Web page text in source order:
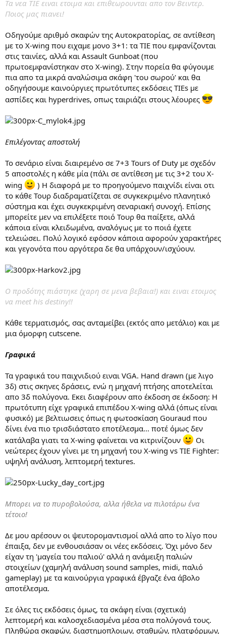
Τα νεα ΤΙΕ ειναι ετοιμα και επιθεωρουνται απο τον Βειντερ.
Ποιος μας πιανει!
Οδηγούμε αριθμό σκαφών της Αυτοκρατορίας, σε αντίθεση
με το X-wing που ειχαμε μονο 3+1: τα ΤΙΕ που εμφανίζονται
στις ταινίες, αλλά και Assault Gunboat (που
πρωτοεμφανίστηκαν στο X-wing). Στην πορεία θα φύγουμε
πια απο τα μικρά αναλώσιμα σκάφη 'του σωρού' και θα
οδηγήσουμε καινούργιες πρωτότυπες εκδόσεις TIEs με
ασπίδες και hyperdrives, οπως ταιριάζει στους λέουρες
Επιλέγοντας αποστολή
Το σενάριο είναι διαιρεμένο σε 7+3 Tours of Duty με σχεδόν
5 αποστολές η κάθε μία (πάλι σε αντίθεση με τις 3+2 του X-
wing
) Η διαφορά με το προηγούμενο παιχνίδι είναι οτι
το κάθε Τουρ διαδραματίζεται σε συγκεκριμένο πλανητικό
σύστημα και έχει συγκεκριμένη σεναριακή συνοχή. Επίσης
μπορείτε μεν να επιλέξετε ποιό Τουρ θα παίξετε, αλλά
κάποια είναι κλειδωμένα, αναλόγως με το ποιά έχετε
τελειώσει. Πολύ λογικό εφόσον κάποια αφορούν χαρακτήρες
και γεγονότα που αργότερα δε θα υπάρχουν/ισχύουν.
Ο προδότης πιάστηκε (χαρη σε μενα βεβαια!) και ειναι ετοιμος
να meet his destiny!!
Κάθε τερματισμός, σας ανταμείβει (εκτός απο μετάλιο) και με
μια όμορφη cutscene.
Γραφικά
Τα γραφικά του παιχνιδιού ειναι VGA. Hand drawn (με λιγο
3δ) στις σκηνες δράσεις, ενώ η μηχανή πτήσης αποτελείται
απο 3δ πολύγονα. Εκει διαφέρουν απο έκδοση σε έκδοση: Η
πρωτότυπη είχε γραφικά επιπέδου X-wing αλλά (όπως είναι
φυσικό) με βελτιωσεις όπως η φωτοσκίαση Gouraud που
δίνει ένα πιο τρισδιάστατο εποτέλεσμα... ποτέ όμως δεν
κατάλαβα γιατι τα X-wing φαίνεται να κιτρινίζουν
Οι
νεώτερες έχουν γίνει με τη μηχανή του X-wing vs TIE Fighter:
υψηλή ανάλυση, λεπτομερή textures.
Μπορει να το πυροβολούσα, αλλα ήθελα να πιλοτάρω ένα
τέτοιο!
Δε μου αρέσουν οι ψευτορομαντισμοί αλλά απο το λίγο που
έπαιξα, δεν με ενθουσιάσαν οι νέες εκδόσεις. Όχι μόνο δεν
είχαν τη 'μαγεία του παλιού' αλλά η ανάμειξη παλιών
στοιχείων (χαμηλή ανάλυση sound samples, midi, παλιό
gameplay) με τα καινούργια γραφικά έβγαζε ένα άβολο
αποτέλεσμα.
Σε όλες τις εκδόσεις όμως, τα σκάφη είναι (σχετικά)
λεπτομερή και καλοσχεδιασμένα μέσα στα πολύγονά τους.
Πληθώρα σκαφών, διαστημοπλοιων, σταθμών, πλατφόρμων,